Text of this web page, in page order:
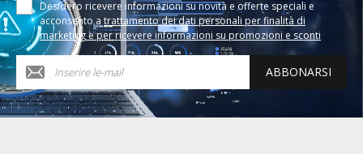
Desidero ricevere informazioni su novità e offerte speciali e
acconsento a trattamento dei dati personali per finalità di
marketing e per ricevere informazioni su promozioni e sconti
ABBONARSI